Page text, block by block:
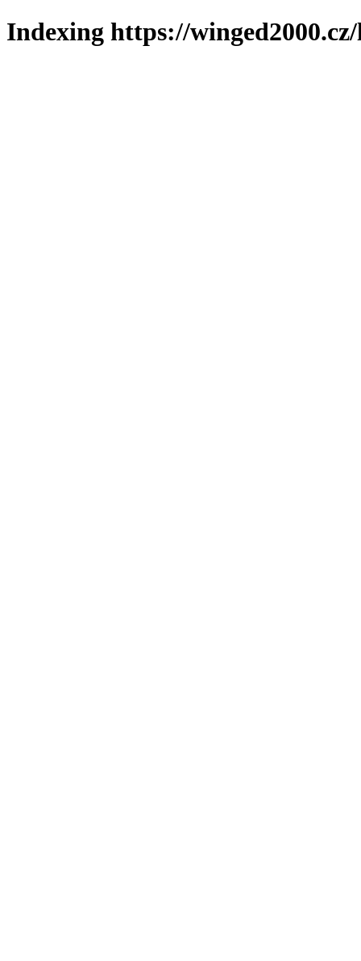
Indexing https://